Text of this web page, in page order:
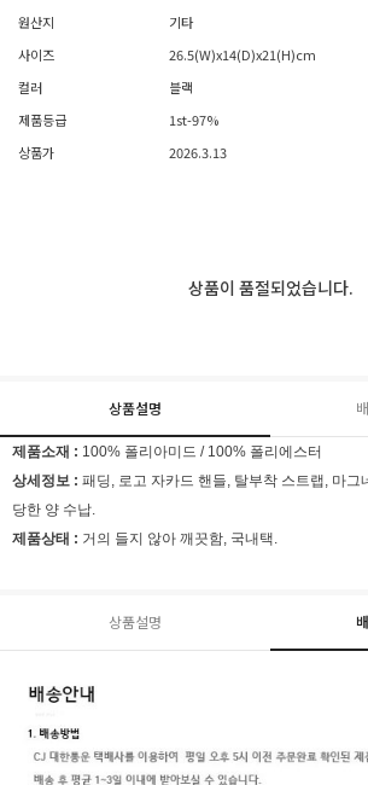
원산지
기타
사이즈
26.5(W)x14(D)x21(H)cm
컬러
블랙
제품등급
1st-97%
상품가
2026.3.13
상품이 품절되었습니다.
상품설명
제품소재 : 100% 폴리아미드 / 100% 폴리에스터
상세정보 : 패딩, 로고 자카드 핸들, 탈부착 스트랩, 마그
당한 양 수납.
제품상태 : 거의 들지 않아 깨끗함, 국내택.
상품설명